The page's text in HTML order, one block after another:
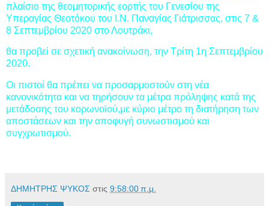
πλαίσιο της θεομητορικής εορτής του Γενεσίου της
Υπεραγίας Θεοτόκου του Ι.Ν. Παναγίας Γιάτρισσας, στις 7 &
8 Σεπτεμβρίου 2020 στο Λουτράκι,
θα προβεί σε σχετική ανακοίνωση, την Τρίτη 1η Σεπτεμβρίου
2020.
Οι πιστοί θα πρέπει να προσαρμοστούν στη νέα
κανονικότητα και να τηρήσουν τα μέτρα πρόληψης κατά της
μετάδοσης του κορωνοϊού,με κύριο μέτρο τη διατήρηση των
αποστάσεων και την αποφυγή συνωστισμού και
συγχρωτισμού.
ΔΗΜΗΤΡΗΣ ΨΥΚΟΣ στις 9:58:00 π.μ.